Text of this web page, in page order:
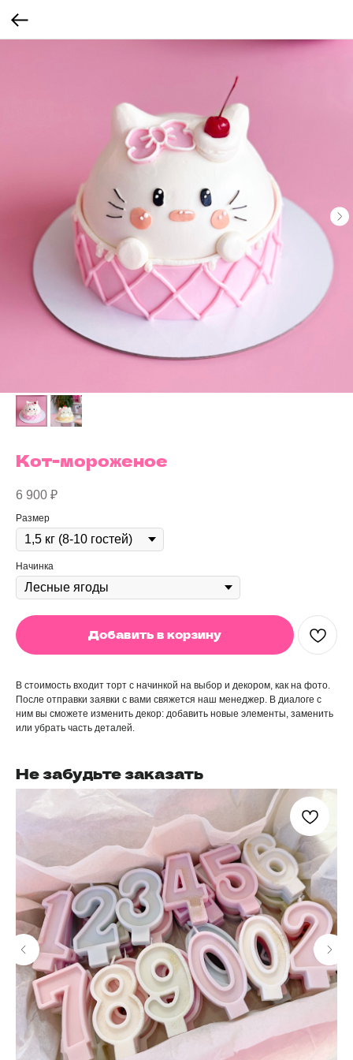
Кот-мороженое
6 900 ₽
Размер
Начинка
Добавить в корзину
В стоимость входит торт с начинкой на выбор и декором, как на фото.
После отправки заявки с вами свяжется наш менеджер. В диалоге с
ним вы сможете изменить декор: добавить новые элементы, заменить
или убрать часть деталей.
Не забудьте заказать